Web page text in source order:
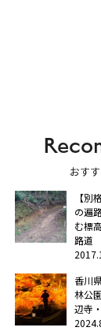
おす
【別
の遍
む標
路道
香川
林公
辺寺